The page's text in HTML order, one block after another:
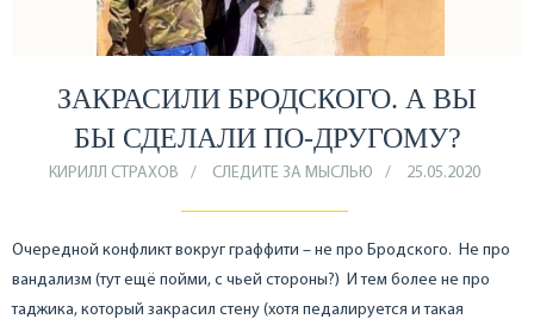
ЗАКРАСИЛИ БРОДСКОГО. А ВЫ
БЫ СДЕЛАЛИ ПО-ДРУГОМУ?
КИРИЛЛ СТРАХОВ СЛЕДИТЕ ЗА МЫСЛЬЮ 25.05.2020
Очередной конфликт вокруг граффити – не про Бродского. Не про
вандализм (тут ещё пойми, с чьей стороны?) И тем более не про
таджика, который закрасил стену (хотя педалируется и такая